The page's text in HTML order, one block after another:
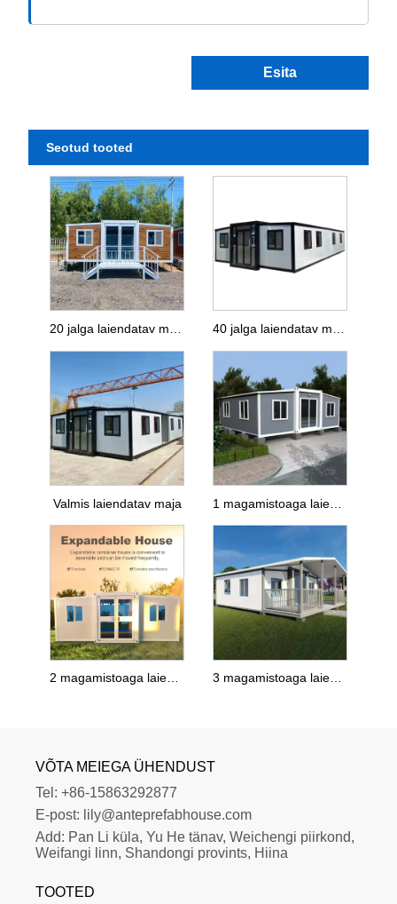
Esita
Seotud tooted
Valmis laiendatav maja 1 magamistoaga laiendatav maja
2 magamistoaga laiendatav maja 3 magamistoaga laiendatav maja
VÕTA MEIEGA ÜHENDUST
Tel: +86-15863292877
E-post: lily@anteprefabhouse.com
Add: Pan Li küla, Yu He tänav, Weichengi piirkond,
Weifangi linn, Shandongi provints, Hiina
TOOTED